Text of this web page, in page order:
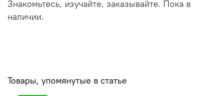
Знакомьтесь, изучайте, заказывайте. Пока в
наличии.
Товары, упомянутые в статье